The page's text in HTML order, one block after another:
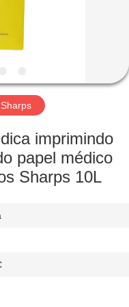
imprimindo
papel médico
Sharps 10L